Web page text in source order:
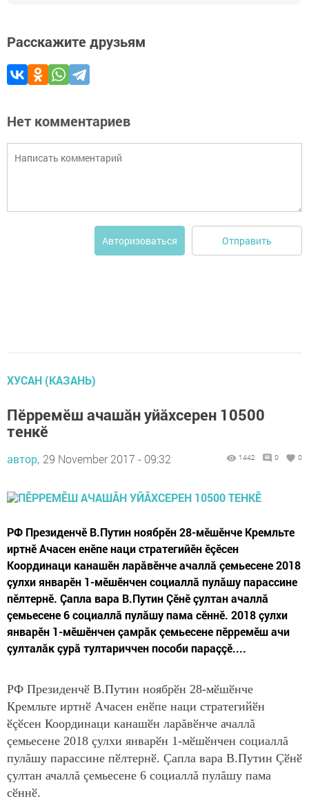
Расскажите друзьям
Нет комментариев
Авторизоваться Отправить
ХУСАН (КАЗАНЬ)
Пӗрремӗш ачашăн уйăхсерен 10500
тенкӗ
автор, 29 November 2017 - 09:32 1442 0 0
РФ Президенчӗ В.Путин ноябрӗн 28-мӗшӗнче Кремльте
иртнӗ Ачасен енӗпе наци стратегийӗн ӗçӗсен
Координаци канашӗн ларăвӗнче ачаллă çемьесене 2018
çулхи январӗн 1-мӗшӗнчен социаллă пулăшу парассине
пӗлтернӗ. Çапла вара В.Путин Çӗнӗ çултан ачаллă
çемьесене 6 социаллă пулăшу пама сӗннӗ. 2018 çулхи
январӗн 1-мӗшӗнчен çамрăк çемьесене пӗрремӗш ачи
çулталăк çурă тултариччен пособи параççӗ....
РФ Президенчӗ В.Путин ноябрӗн 28-мӗшӗнче
Кремльте иртнӗ Ачасен енӗпе наци стратегийӗн
ӗçӗсен Координаци канашӗн ларăвӗнче ачаллă
çемьесене 2018 çулхи январӗн 1-мӗшӗнчен социаллă
пулăшу парассине пӗлтернӗ. Çапла вара В.Путин Çӗнӗ
çултан ачаллă çемьесене 6 социаллă пулăшу пама
сӗннӗ.